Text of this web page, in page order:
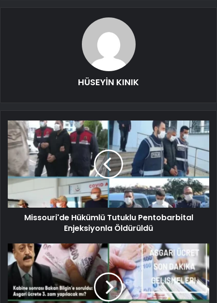
HÜSEYİN KINIK
Missouri'de Hükümlü Tutuklu Pentobarbital
Enjeksiyonla Öldürüldü